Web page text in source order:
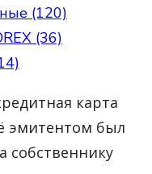
(120)
(36)
карта
эмитентом был
собственнику